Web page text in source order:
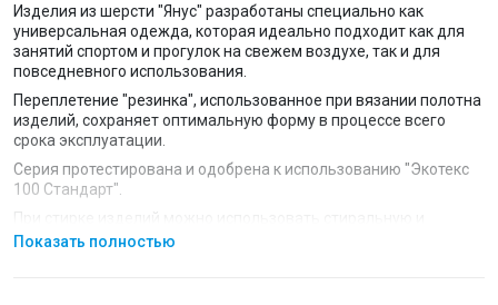
Изделия из шерсти "Янус" разработаны специально как
универсальная одежда, которая идеально подходит как для
занятий спортом и прогулок на свежем воздухе, так и для
повседневного использования.
Переплетение "резинка", использованное при вязании полотна
изделий, сохраняет оптимальную форму в процессе всего
срока эксплуатации.
Серия протестирована и одобрена к использованию "Экотекс
100 Стандарт".
При стирке изделий можно использовать стиральную и
сушильную машину. Шерстяное термобелье Janus не садится,
Показать полностью